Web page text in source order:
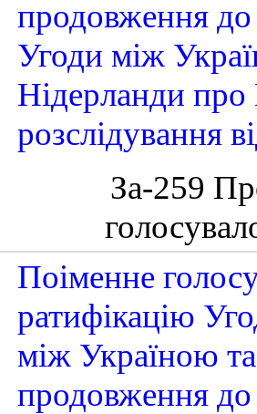
продовження до
Угоди між
Нідерланди
розслідування
За-259
Поіменне
ратифікацію
між Україною
продовження до